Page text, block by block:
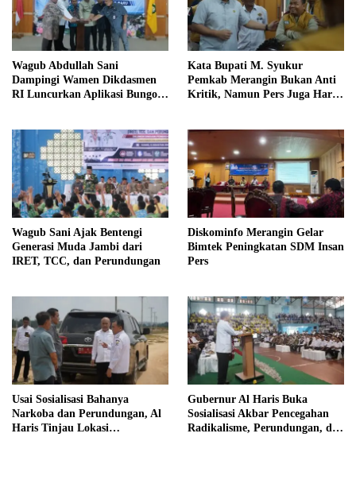
Wagub Abdullah Sani
Dampingi Wamen Dikdasmen
RI Luncurkan Aplikasi Bungo
Kata Bupati M. Syukur
Pemkab Merangin Bukan Anti
Kritik, Namun Pers Juga Harus
Wagub Sani Ajak Bentengi
Generasi Muda Jambi dari
IRET, TCC, dan Perundungan
Diskominfo Merangin Gelar
Bimtek Peningkatan SDM Insan
Pers
Usai Sosialisasi Bahanya
Narkoba dan Perundungan, Al
Haris Tinjau Lokasi
Gubernur Al Haris Buka
Sosialisasi Akbar Pencegahan
Radikalisme, Perundungan, dan